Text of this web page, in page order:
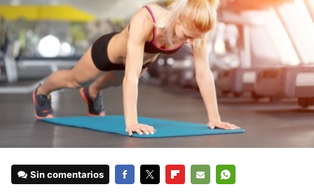
Sin comentarios